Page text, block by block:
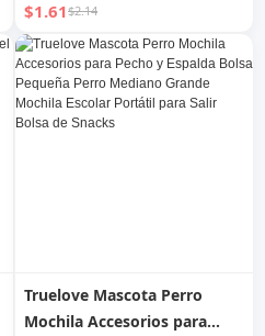
Selladora de Bolsas de
Plástico, Mini Calentador
Portátil, Máquina de Sobres
de Plástico, Gadget Práctico
$1.61$2.14
Truelove Mascota Perro
Mochila Accesorios para